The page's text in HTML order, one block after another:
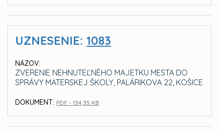
UZNESENIE: 1083
NÁZOV:
ZVERENIE NEHNUTEĽNÉHO MAJETKU MESTA DO
SPRÁVY MATERSKEJ ŠKOLY, PALÁRIKOVA 22, KOŠICE
DOKUMENT: PDF - 134,35 KB